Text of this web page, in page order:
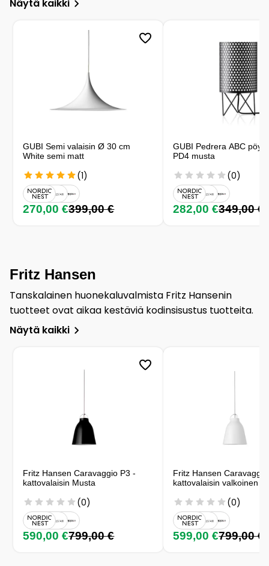
Näytä kaikki
GUBI Semi valaisin Ø 30 cm
White semi matt
(1)
270,00 €399,00 €
GUBI Pedrera ABC
PD4 musta
(0)
282,00 €349,00 €
Fritz Hansen
Tanskalainen huonekaluvalmista Fritz Hansenin
tuotteet ovat aikaa kestäviä kodinsisustus tuotteita.
Näytä kaikki
Fritz Hansen Caravaggio P3 -
kattovalaisin Musta
(0)
590,00 €799,00 €
Fritz Hansen
kattovalaisin valkoinen
(0)
599,00 €799,00 €